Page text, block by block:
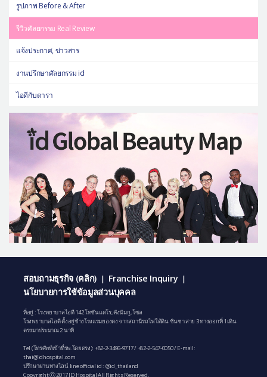
รูปภาพ Before & After
รีวิวศัลยกรรม Real Review
แจ้งประกาศ, ข่าวสาร
งานปรึกษาศัลยกรรม id
ไอดีกับดารา
สอบถามธุรกิจ (คลิก) | Franchise Inquiry |
นโยบายการใช้ข้อมูลส่วนบุคคล
ที่อยู่ : โรงพยาบาลไอดี 142 โทซันแดโร, คังนัมกู, โซล
โรงพยาบาลไอดี ตั้งอยู่ข้างโรงแรมยองดง จากสถานีรถไฟใต้ดิน ชินซา สาย 3 ทางออกที่ 1 เดิน
ตรงมาประมาณ 2 นาที
Tel (โทรศัพท์เข้าที่รพ.โดยตรง): +82-2-3496-9717/+82-2-547-0050/ E-mail:
thai@idhospital.com
ปรึกษาผ่านทางไลน์ line official id : @id_thailand
Copyright ⓒ 2017 ID Hospital All Rights Reserved.